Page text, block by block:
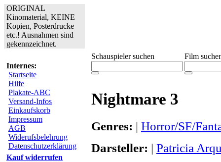
ORIGINAL
Kinomaterial, KEINE
Kopien, Posterdrucke
etc.! Ausnahmen sind
gekennzeichnet.
Internes:
Startseite
Hilfe
Plakate-ABC
Versand-Infos
Einkaufskorb
Impressum
AGB
Widerufsbelehrung
Datenschutzerklärung
Kauf widerrufen
Schauspieler suchen Film
Nightmare 3
Genres: | Horror/SF/
Darsteller: | Patricia